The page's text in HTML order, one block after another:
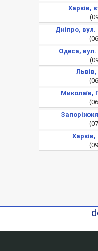
Харків,
Дніпро, вул.
Одеса,
Миколаїв,